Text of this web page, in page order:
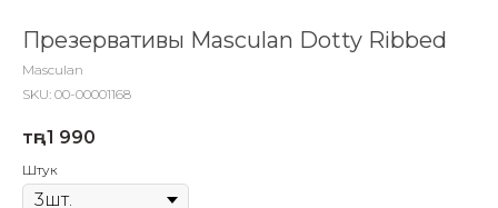
Презервативы Masculan Dotty Ribbed
Masculan
SKU: 00-00001168
тңг.1 990
Штук